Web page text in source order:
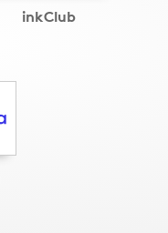
inkClub